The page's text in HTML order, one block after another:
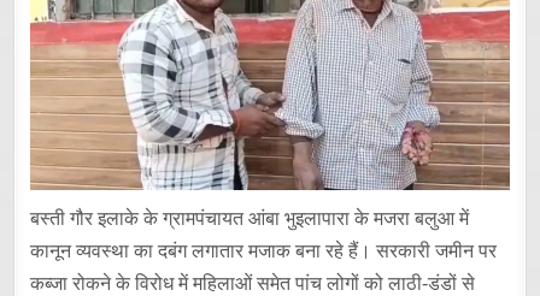
बस्ती गौर इलाके के ग्रामपंचायत आंबा भुइलापारा के मजरा बलुआ में
कानून व्यवस्था का दबंग लगातार मजाक बना रहे हैं। सरकारी जमीन पर
कब्जा रोकने के विरोध में महिलाओं समेत पांच लोगों को लाठी-डंडों से